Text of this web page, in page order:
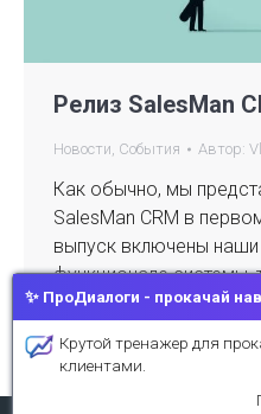
✨ ПроДиалоги - прокачай
Крутой тренажер для
клиентами.
Релиз SalesMan
Новости, События Автор:
Как обычно, мы
SalesMan CRM в
выпуск включены
функционале системы,